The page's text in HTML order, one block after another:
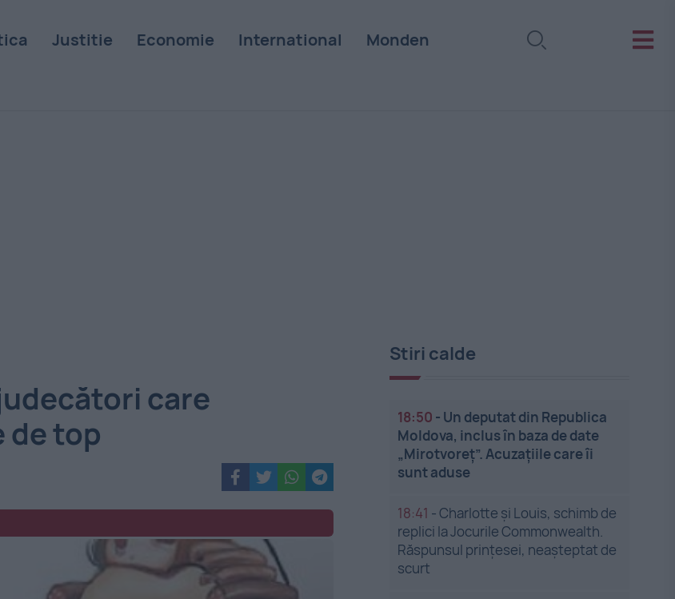
Justitie Economie International Monden
care
de top
Stiri calde
18:50 - Un deputat din Republica
Moldova, inclus în baza de date
„Mirotvoreț”. Acuzațiile care îi
sunt aduse
18:41 -Charlotte și Louis, schimb de
replici la Jocurile Commonwealth.
Răspunsul prințesei, neașteptat de
scurt